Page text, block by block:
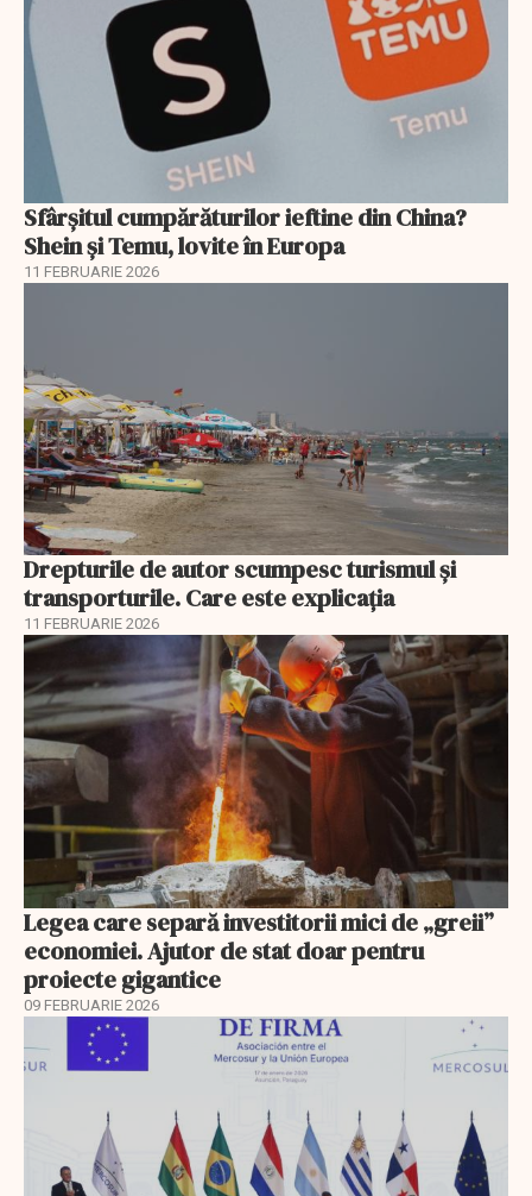
Sfârșitul cumpărăturilor ieftine din China?
Shein și Temu, lovite în Europa
11 FEBRUARIE 2026
Drepturile de autor scumpesc turismul și
transporturile. Care este explicația
11 FEBRUARIE 2026
Legea care separă investitorii mici de „greii”
economiei. Ajutor de stat doar pentru
proiecte gigantice
09 FEBRUARIE 2026